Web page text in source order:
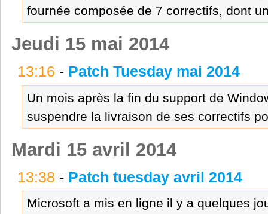
fournée composée de 7 correctifs, dont
Jeudi 15 mai 2014
13:16 - Patch Tuesday mai 2014
Un mois après la fin du support de
suspendre la livraison de ses correctifs
Mardi 15 avril 2014
13:38 - Patch tuesday avril 2014
Microsoft a mis en ligne il y a quelques